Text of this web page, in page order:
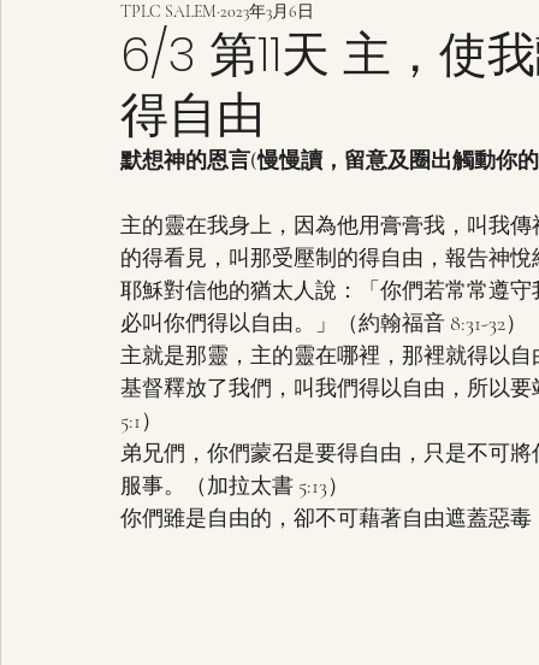
6/3 第11天 主，使
得自由
TPLC SALEM 2023年3月6日
默想神的恩言(慢慢讀，留意及圈出觸動你
主的靈在我身上，因為他用膏膏我，叫我
的得看見，叫那受壓制的得自由，報告神悅
耶穌對信他的猶太人說：「你們若常常遵
必叫你們得以自由。」（約翰福音 8:31-32）
主就是那靈，主的靈在哪裡，那裡就得以自
基督釋放了我們，叫我們得以自由，所以
5:1）
弟兄們，你們蒙召是要得自由，只是不可
服事。（加拉太書 5:13）
你們雖是自由的，卻不可藉著自由遮蓋惡毒